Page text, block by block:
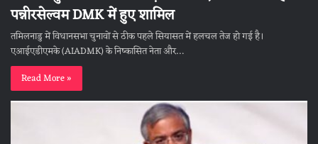
पन्नीरसेल्वम DMK में हुए शामिल
तमिलनाडु में विधानसभा चुनावों से ठीक पहले सियासत में हलचल तेज हो गई है।
एआईएडीएमके (AIADMK) के निष्कासित नेता और…
Read More »